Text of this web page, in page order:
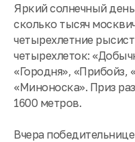
Яркий солнечный
сколько тысяч
четырехлетние
четырехлеток:
«Городня», «Прибойз,
«Миноноска». Приз
1600 метров.
Вчера